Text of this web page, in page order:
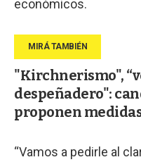
económicos.
"Kirchnerismo",
despeñadero":
proponen
“Vamos a pedirle al